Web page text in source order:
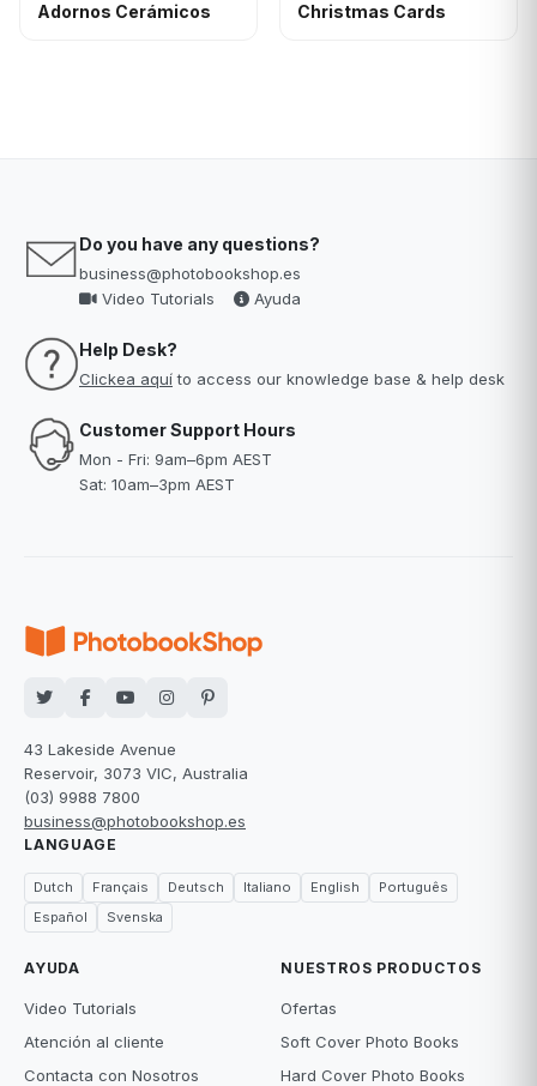
Adornos Cerámicos Christmas Cards
Do you have any questions?
business@photobookshop.es
Video Tutorials
Ayuda
Help Desk?
Clickea aquíto access our knowledge base & help desk
Customer Support Hours
Mon - Fri: 9am–6pm AEST
Sat: 10am–3pm AEST
43 Lakeside Avenue
Reservoir, 3073 VIC, Australia
(03) 9988 7800
business@photobookshop.es
LANGUAGE
Dutch Français Deutsch Italiano English
Português
Español
Svenska
AYUDA
Video Tutorials
Atención al cliente
Contacta con Nosotros
NUESTROS PRODUCTOS
Ofertas
Soft Cover Photo Books
Hard Cover Photo Books